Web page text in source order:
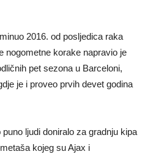
2016. od posljedica raka
nogometne korake napravio je
pet sezona u Barceloni,
je i proveo prvih devet godina
ljudi doniralo za gradnju kipa
kojeg su Ajax i